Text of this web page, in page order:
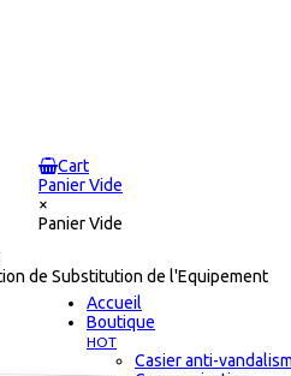
Cart
Panier Vide
×
Panier Vide
Accueil
Boutique
HOT
Casier anti-
de Substitution de l'Equipement